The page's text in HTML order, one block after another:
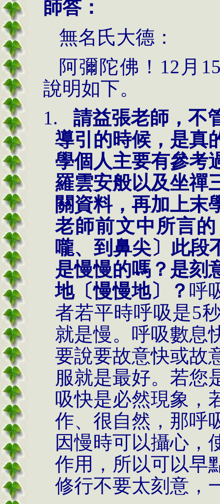
師答：
無名氏大德：
阿彌陀佛！ 12 月
說明如下。
1.
請益張老師，不
導引的時候，是真
學個人主要有參考
羅雲安般以及坐禪
關資料，再加上末
老師前文中所言
嚨、到鼻尖〕此段
是慢慢的嗎？是刻
地〔慢慢地〕？ 呼
者若平時呼吸是5
就是慢。呼吸數息
要說要故意快或故
服就是最好。若您
吸快是必然現象，
作、很自然，那呼
因慢時可以攝心，
作用，所以可以早
修行不要太刻意，